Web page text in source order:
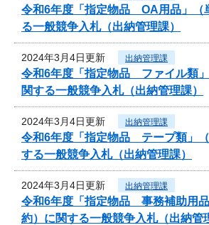
令和6年度「指定物品 OA用品」（
る一般競争入札（出納管理課）
2024年3月4日更新 出納管理課
令和6年度「指定物品 ファイル類
関する一般競争入札（出納管理課）
2024年3月4日更新 出納管理課
令和6年度「指定物品 テープ類」
する一般競争入札（出納管理課）
2024年3月4日更新 出納管理課
令和6年度「指定物品 事務補助用
約）に関する一般競争入札（出納管